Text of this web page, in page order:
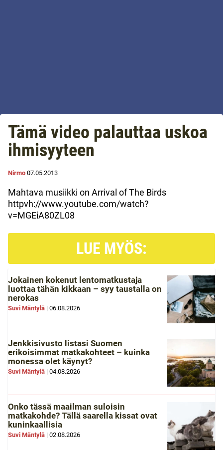
Tämä video palauttaa uskoa
ihmisyyteen
Nirmo 07.05.2013
Mahtava musiikki on Arrival of The Birds
httpvh://www.youtube.com/watch?
v=MGEiA80ZL08
LUE MYÖS:
Jokainen kokenut lentomatkustaja
luottaa tähän kikkaan – syy taustalla on
nerokas
Suvi Mäntylä | 06.08.2026
Jenkkisivusto listasi Suomen
erikoisimmat matkakohteet – kuinka
monessa olet käynyt?
Suvi Mäntylä | 04.08.2026
Onko tässä maailman suloisin
matkakohde? Tällä saarella kissat ovat
kuninkaallisia
Suvi Mäntylä | 02.08.2026